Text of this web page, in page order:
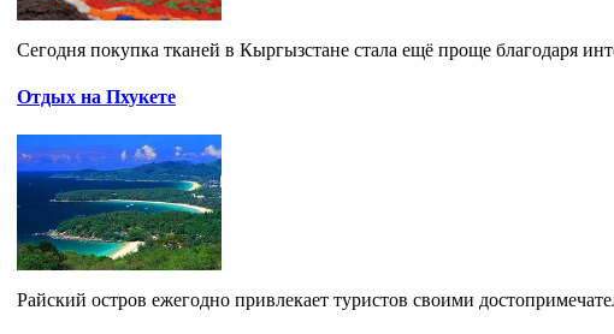
Сегодня покупка тканей в Кыргызстане стала ещё проще благодаря
Отдых на Пхукете
Райский остров ежегодно привлекает туристов своими